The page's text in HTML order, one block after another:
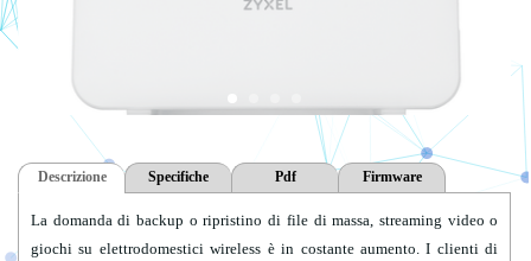
Descrizione Specifiche Pdf Firmware
La domanda di backup o ripristino di file di massa, streaming video o
giochi su elettrodomestici wireless è in costante aumento. I clienti di
System specifications
EX5601-T0_Firmware_5.70(ACDZ.0)C0.zip